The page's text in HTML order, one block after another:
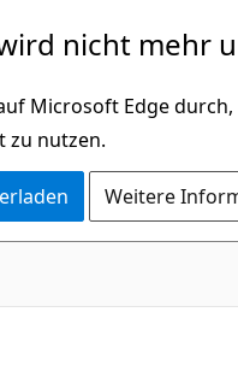
nicht mehr
Microsoft Edge
zu nutzen.
Weitere